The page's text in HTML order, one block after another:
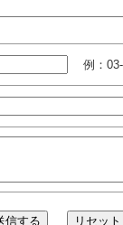
例：03-